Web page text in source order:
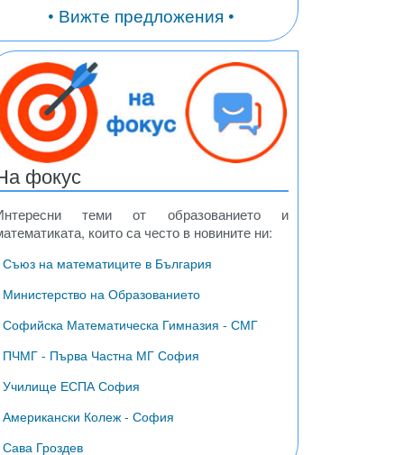
• Вижте предложения •
фокус
теми от образованието и
които са често в новините ни:
Съюз на математиците в България
Министерство на Образованието
Софийска Математическа Гимназия - СМГ
ПЧМГ - Първа Частна МГ София
Училище ЕСПА София
Американски Колеж - София
Сава Гроздев